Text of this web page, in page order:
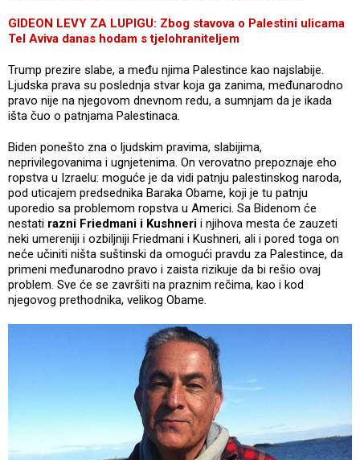
GIDEON LEVY ZA LUPIGU: Zbog stavova o Palestini ulicama
Tel Aviva danas hodam s tjelohraniteljem
Trump prezire slabe, a među njima Palestince kao najslabije.
Ljudska prava su poslednja stvar koja ga zanima, međunarodno
pravo nije na njegovom dnevnom redu, a sumnjam da je ikada
išta čuo o patnjama Palestinaca.
Biden ponešto zna o ljudskim pravima, slabijima,
neprivilegovanima i ugnjetenima. On verovatno prepoznaje eho
ropstva u Izraelu: moguće je da vidi patnju palestinskog naroda,
pod uticajem predsednika Baraka Obame, koji je tu patnju
uporedio sa problemom ropstva u Americi. Sa Bidenom će
nestati razni Friedmani i Kushneri i njihova mesta će zauzeti
neki umereniji i ozbiljniji Friedmani i Kushneri, ali i pored toga on
neće učiniti ništa suštinski da omogući pravdu za Palestince, da
primeni međunarodno pravo i zaista rizikuje da bi rešio ovaj
problem. Sve će se završiti na praznim rečima, kao i kod
njegovog prethodnika, velikog Obame.